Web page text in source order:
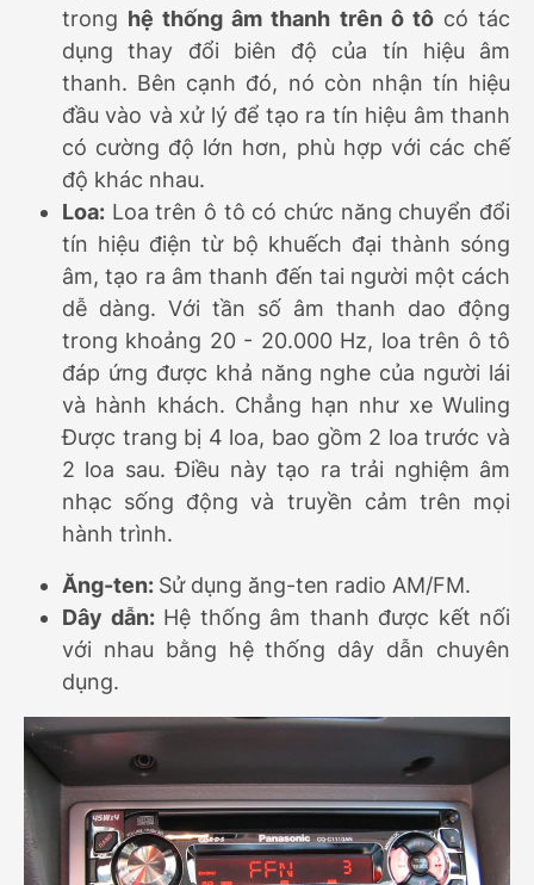
trong hệ thống âm thanh trên ô tôcó tác
dụng thay đổi biên độ của tín hiệu âm
thanh. Bên cạnh đó, nó còn nhận tín hiệu
đầu vào và xử lý để tạo ra tín hiệu âm thanh
có cường độ lớn hơn, phù hợp với các chế
độ khác nhau.
Loa: Loa trên ô tô có chức năng chuyển đổi
tín hiệu điện từ bộ khuếch đại thành sóng
âm, tạo ra âm thanh đến tai người một cách
dễ dàng. Với tần số âm thanh dao động
trong khoảng 20 - 20.000 Hz, loa trên ô tô
đáp ứng được khả năng nghe của người lái
và hành khách. Chẳng hạn như xe Wuling
Được trang bị 4 loa, bao gồm 2 loa trước và
2 loa sau. Điều này tạo ra trải nghiệm âm
nhạc sống động và truyền cảm trên mọi
hành trình.
Ăng-ten: Sử dụng ăng-ten radio AM/FM.
Dây dẫn:Hệ thống âm thanh được kết nối
với nhau bằng hệ thống dây dẫn chuyên
dụng.